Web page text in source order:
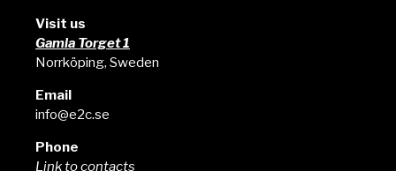
Visit us
Gamla Torget 1
Norrköping, Sweden
Email
info@e2c.se
Phone
Link to contacts